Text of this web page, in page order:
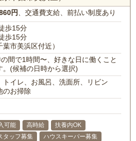
円、交通費支給、前払い制度あり
歩15分
歩15分
葉市美浜区付近）
間で1時間〜、好きな日に働くこと
。(候補の日時から選択)
トイレ、お風呂、洗面所、リビン
のお掃除
可能 高時給
扶養内OK
タッフ募集
ハウスキーパー募集